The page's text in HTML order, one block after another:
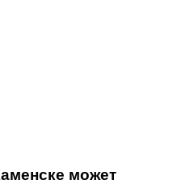
может